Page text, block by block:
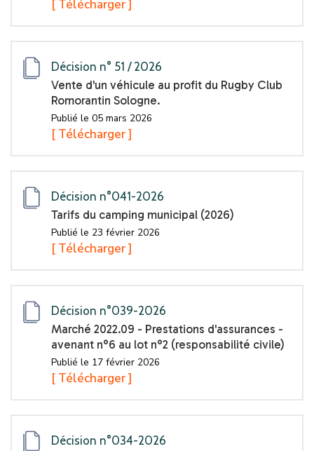
[ Télécharger ]
Décision n° 51 / 2026
Vente d'un véhicule au profit du Rugby Club
Romorantin Sologne.
Publié le 05 mars 2026
[ Télécharger ]
Décision n°041-2026
Tarifs du camping municipal (2026)
Publié le 23 février 2026
[ Télécharger ]
Décision n°039-2026
Marché 2022.09 - Prestations d'assurances -
avenant n°6 au lot n°2 (responsabilité civile)
Publié le 17 février 2026
[ Télécharger ]
Décision n°034-2026